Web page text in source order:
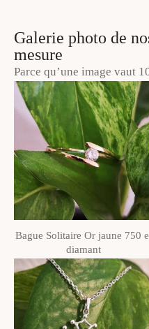
Galerie photo de
mesure
Parce qu’une image vaut
Bague Solitaire Or jaune 750
diamant